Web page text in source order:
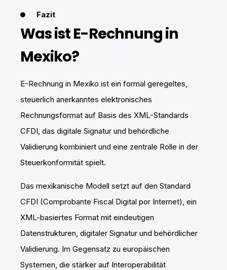
Fazit
Was ist E-Rechnung in
Mexiko?
E-Rechnung in Mexiko ist ein formal geregeltes,
steuerlich anerkanntes elektronisches
Rechnungsformat auf Basis des XML-Standards
CFDI, das digitale Signatur und behördliche
Validierung kombiniert und eine zentrale Rolle in der
Steuerkonformität spielt.
Das mexikanische Modell setzt auf den Standard
CFDI (Comprobante Fiscal Digital por Internet), ein
XML-basiertes Format mit eindeutigen
Datenstrukturen, digitaler Signatur und behördlicher
Validierung. Im Gegensatz zu europäischen
Systemen, die stärker auf Interoperabilität